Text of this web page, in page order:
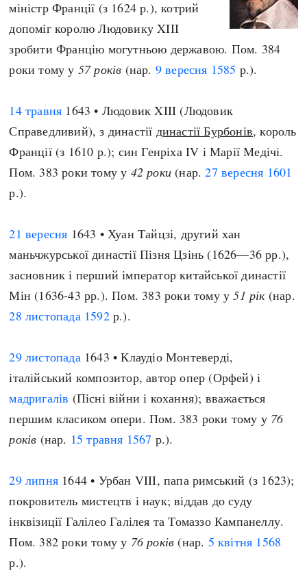
міністр Франції (з 1624 р.), котрий
допоміг королю Людовику XIII
зробити Францію могутньою державою. Пом. 384
роки тому у 57 років (нар. 9 вересня 1585 р.).
14 травня 1643 • Людовик XIII (Людовик
Справедливий), з династії династії Бурбонів, король
Франції (з 1610 р.); син Генріха IV і Марії Медічі.
Пом. 383 роки тому у 42 роки (нар.27 вересня 1601
р.).
21 вересня 1643 • Хуан Тайцзі, другий хан
маньчжурської династії Пізня Цзінь (1626—36 рр.),
засновник і перший імператор китайської династії
Мін (1636-43 рр.). Пом. 383 роки тому у51 рік(нар.
28 листопада 1592р.).
29 листопада1643 • Клаудіо Монтеверді,
італійський композитор, автор опер (Орфей) і
мадригалів (Пісні війни і кохання); вважається
першим класиком опери. Пом. 383 роки тому у 76
років (нар. 15 травня 1567 р.).
29 липня 1644 • Урбан VIII, папа римський (з 1623);
покровитель мистецтв і наук; віддав до суду
інквізиції Галілео Галілея та Томаззо Кампанеллу.
Пом. 382 роки тому у 76 років (нар. 5 квітня 1568
р.).